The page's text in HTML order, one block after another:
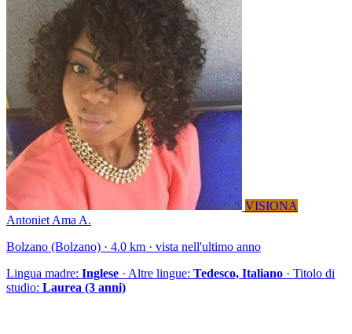
VISIONA
Antoniet Ama A.
Bolzano (Bolzano) · 4.0 km · vista nell'ultimo anno
Lingua madre: Inglese · Altre lingue: Tedesco, Italiano · Titolo di
studio: Laurea (3 anni)